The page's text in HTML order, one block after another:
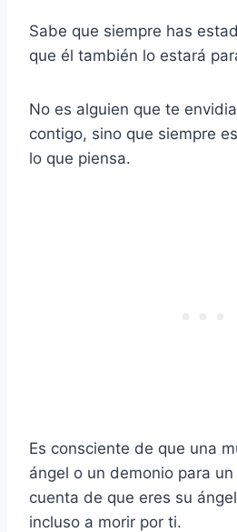
Sabe que siempre has
que él también lo estará
No es alguien que te
contigo, sino que siempre
lo que piensa.
Es consciente de que una
ángel o un demonio para
cuenta de que eres su
incluso a morir por ti.